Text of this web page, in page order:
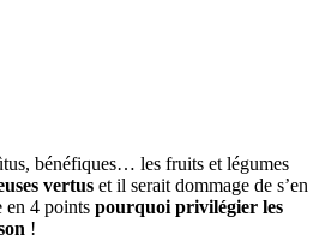
bénéfiques… les fruits et légumes
vertus et il serait dommage de s’en
en 4 points pourquoi privilégier les
!